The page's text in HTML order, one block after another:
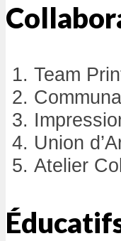
Team
Union
Atelier